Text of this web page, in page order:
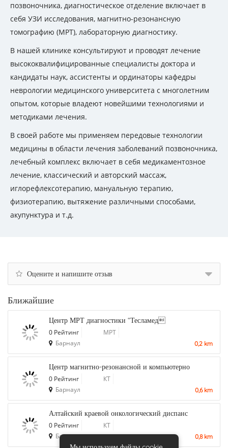
позвоночника, диагностическое отделение включает в
себя УЗИ исследования, магнитно-резонансную
томографию (МРТ), лабораторную диагностику.
В нашей клинике консультируют и проводят лечение
высококвалифицированные специалисты доктора и
кандидаты наук, ассистенты и ординаторы кафедры
неврологии медицинского университета с многолетним
опытом, которые владеют новейшими технологиями и
методиками лечения.
В своей работе мы применяем передовые технологии
медицины в области лечения заболеваний позвоночника,
лечебный комплекс включает в себя медикаментозное
лечение, классический и авторский массаж,
иглорефлексотерапию, мануальную терапию,
физиотерапию, вытяжение различными способами,
акупунктура и т.д.
Оцените и напишите отзыв
Ближайшие
Центр МРТ диагностики “Тесламед
0 Рейтинг
МРТ
Барнаул
0,2 km
Центр магнитно-резонансной и компьютерно
0 Рейтинг
КТ
Барнаул
0,6 km
Алтайский краевой онкологический диспанс
0 Рейтинг
КТ
Барнаул
0,8 km